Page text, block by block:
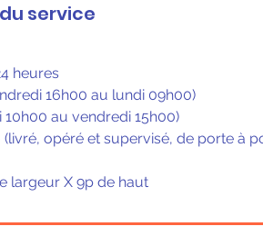
service
heures
16h00 au lundi 09h00)
au vendredi 15h00)
opéré et supervisé, de porte à
largeur X 9p de haut